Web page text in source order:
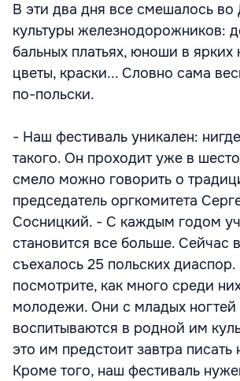
В эти два дня все смешалось во
культуры железнодорожников:
бальных платьях, юноши в ярких
цветы, краски... Словно сама
по-польски.
- Наш фестиваль уникален:
такого. Он проходит уже в
смело можно говорить о
председатель оргкомитета
Сосницкий. - С каждым годом
становится все больше. Сейчас
съехалось 25 польских диаспор.
посмотрите, как много среди
молодежи. Они с младых ногтей
воспитываются в родной им
это им предстоит завтра
Кроме того, наш фестиваль